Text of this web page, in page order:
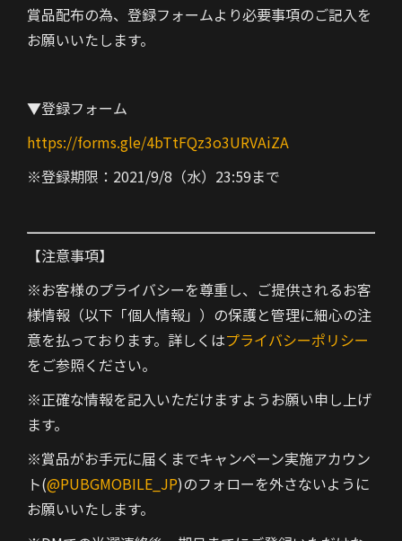
賞品配布の為、登録フォームより必要事項のご記入を
お願いいたします。
▼登録フォーム
https://forms.gle/4bTtFQz3o3URVAiZA
※登録期限：2021/9/8（水）23:59まで
【注意事項】
※お客様のプライバシーを尊重し、ご提供されるお客
様情報（以下「個人情報」）の保護と管理に細心の注
意を払っております。詳しくはプライバシーポリシー
をご参照ください。
※正確な情報を記入いただけますようお願い申し上げ
ます。
※賞品がお手元に届くまでキャンペーン実施アカウン
ト(@PUBGMOBILE_JP)のフォローを外さないように
お願いいたします。